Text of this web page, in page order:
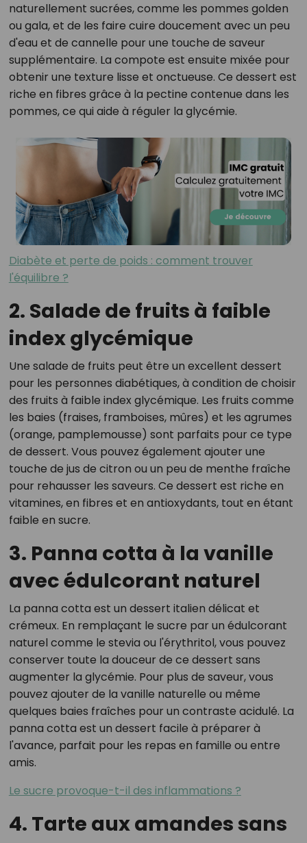
naturellement sucrées, comme les pommes golden
ou gala, et de les faire cuire doucement avec un peu
d'eau et de cannelle pour une touche de saveur
supplémentaire. La compote est ensuite mixée pour
obtenir une texture lisse et onctueuse. Ce dessert est
riche en fibres grâce à la pectine contenue dans les
pommes, ce qui aide à réguler la glycémie.
Diabète et perte de poids : comment trouver
l'équilibre ?
2. Salade de fruits à faible
index glycémique
Une salade de fruits peut être un excellent dessert
pour les personnes diabétiques, à condition de choisir
des fruits à faible index glycémique. Les fruits comme
les baies (fraises, framboises, mûres) et les agrumes
(orange, pamplemousse) sont parfaits pour ce type
de dessert. Vous pouvez également ajouter une
touche de jus de citron ou un peu de menthe fraîche
pour rehausser les saveurs. Ce dessert est riche en
vitamines, en fibres et en antioxydants, tout en étant
faible en sucre.
3. Panna cotta à la vanille
avec édulcorant naturel
La panna cotta est un dessert italien délicat et
crémeux. En remplaçant le sucre par un édulcorant
naturel comme le stevia ou l'érythritol, vous pouvez
conserver toute la douceur de ce dessert sans
augmenter la glycémie. Pour plus de saveur, vous
pouvez ajouter de la vanille naturelle ou même
quelques baies fraîches pour un contraste acidulé. La
panna cotta est un dessert facile à préparer à
l'avance, parfait pour les repas en famille ou entre
amis.
Le sucre provoque-t-il des inflammations ?
4. Tarte aux amandes sans